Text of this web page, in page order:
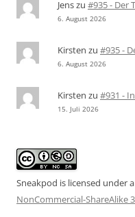
Jenszu #935 - Der
6. August 2026
Kirsten zu #935 -
6. August 2026
Kirsten zu #931 -
15. Juli 2026
Sneakpod is licensed under a
NonCommercial-ShareAlike